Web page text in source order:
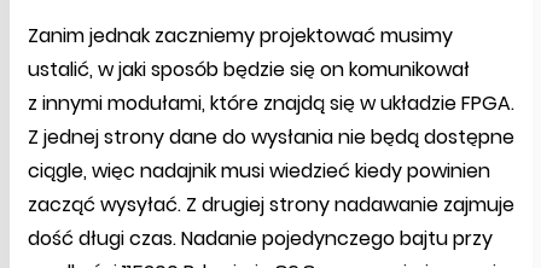
Zanim jednak zaczniemy projektować musimy
ustalić, w jaki sposób będzie się on komunikował
z innymi modułami, które znajdą się w układzie FPGA.
Z jednej strony dane do wysłania nie będą dostępne
ciągle, więc nadajnik musi wiedzieć kiedy powinien
zacząć wysyłać. Z drugiej strony nadawanie zajmuje
dość długi czas. Nadanie pojedynczego bajtu przy